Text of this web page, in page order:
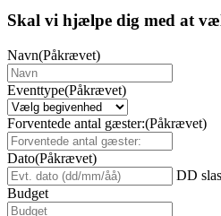
Skal vi hjælpe dig med at
Navn(Påkrævet)
Eventtype(Påkrævet)
Forventede antal gæster:(Påkrævet)
Dato(Påkrævet)
DD
Budget